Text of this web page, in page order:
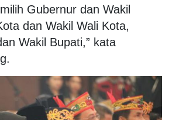
Gubernur dan Wakil
dan Wakil Wali Kota,
Wakil Bupati,” kata